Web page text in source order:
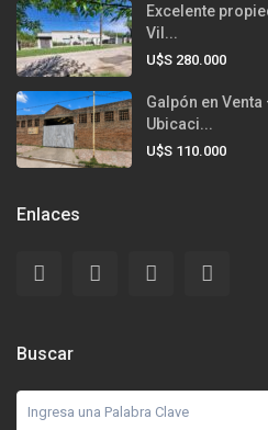
Excelente
Vil...
U$S 280.000
Galpón en Venta
Ubicaci...
U$S 110.000
Enlaces
Buscar